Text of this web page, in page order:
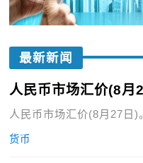
最新新闻
人民币市场汇价(8月
人民币市场汇价(8月27日)
货币